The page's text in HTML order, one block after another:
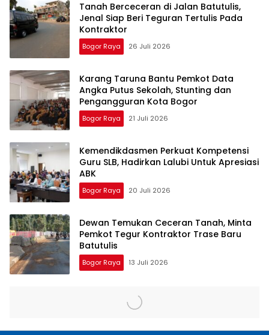
Tanah Berceceran di Jalan Batutulis,
Jenal Siap Beri Teguran Tertulis Pada
Kontraktor
Bogor Raya 26 Juli 2026
Karang Taruna Bantu Pemkot Data
Angka Putus Sekolah, Stunting dan
Pengangguran Kota Bogor
Bogor Raya 21 Juli 2026
Kemendikdasmen Perkuat Kompetensi
Guru SLB, Hadirkan Lalubi Untuk Apresiasi
ABK
Bogor Raya 20 Juli 2026
Dewan Temukan Ceceran Tanah, Minta
Pemkot Tegur Kontraktor Trase Baru
Batutulis
Bogor Raya 13 Juli 2026